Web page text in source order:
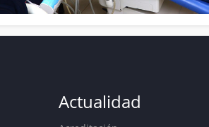
Actualidad